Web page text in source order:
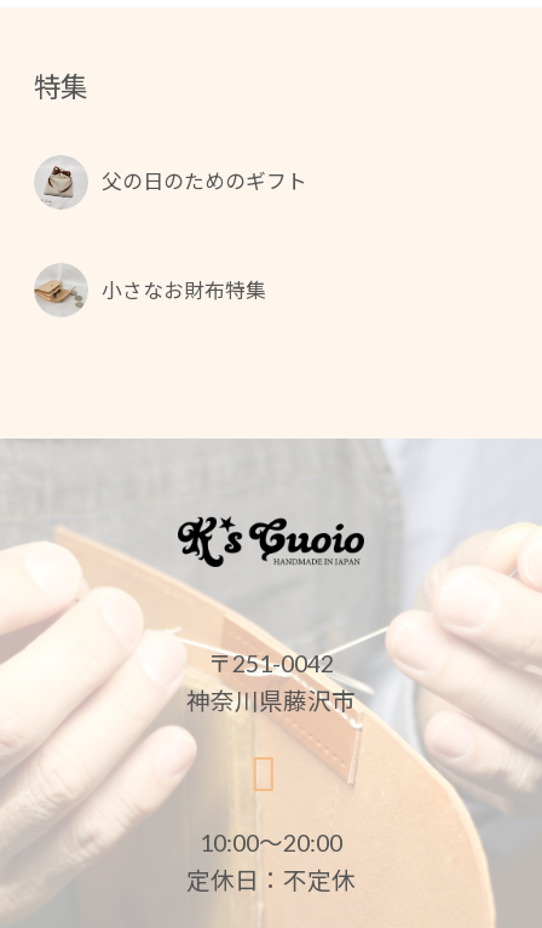
特集
父の日のためのギフト
小さなお財布特集
〒251-0042
神奈川県藤沢市
10:00〜20:00
定休日：不定休